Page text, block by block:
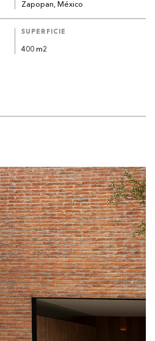
Zapopan, México
SUPERFICIE
400 m2